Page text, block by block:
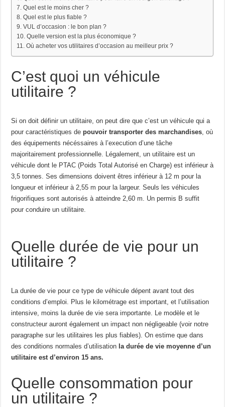
Quel est le moins cher ?
Quel est le plus fiable ?
VUL d’occasion : le bon plan ?
Quelle version est la plus économique ?
Où acheter vos utilitaires d’occasion au meilleur prix ?
C’est quoi un véhicule
utilitaire ?
Si on doit définir un utilitaire, on peut dire que c’est un véhicule qui a
pour caractéristiques depouvoir transporter des marchandises , où
des équipements nécéssaires à l’execution d’une tâche
majoritairement professionnelle. Légalement, un utilitaire est un
véhicule dont le PTAC (Poids Total Autorisé en Charge) est inférieur à
3,5 tonnes. Ses dimensions doivent êtres inférieur à 12 m pour la
longueur et inférieur à 2,55 m pour la largeur. Seuls les véhicules
frigorifiques sont autorisés à atteindre 2,60 m. Un permis B suffit
pour conduire un utilitaire.
Quelle durée de vie pour un
utilitaire ?
La durée de vie pour ce type de véhicule dépent avant tout des
conditions d’emploi. Plus le kilométrage est important, et l’utilisation
intensive, moins la durée de vie sera importante. Le modèle et le
constructeur auront également un impact non négligeable (voir notre
paragraphe sur les utilitaires les plus fiables). On estime que dans
des conditions normales d’utilisation la durée de vie moyenne d’un
utilitaire est d’environ 15 ans.
Quelle consommation pour
un utilitaire ?